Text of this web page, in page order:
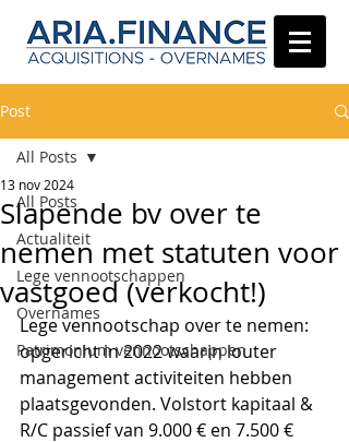
Post
All Posts
Actualiteit
Lege vennootschappen
Overnames
Patrimonium vennootschappen
All Posts
Slapende bv over te
nemen met statuten voor
vastgoed (verkocht!)
13 nov 2024
Lege vennootschap over te nemen:
opgericht in 2022 waarin louter
management activiteiten hebben
plaatsgevonden. Volstort kapitaal &
R/C passief van 9.000 € en 7.500 €